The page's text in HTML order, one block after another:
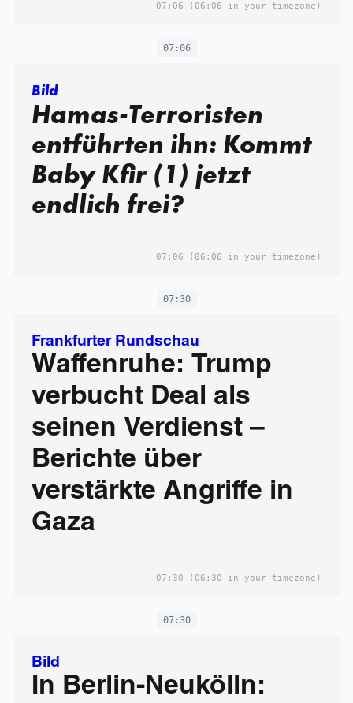
07:06 (06:06 in your timezone)
07:06
Bild
Hamas-Terroristen
entführten ihn: Kommt
Baby Kfir (1) jetzt
endlich frei?
07:06 (06:06 in your timezone)
07:30
Frankfurter Rundschau
Waffenruhe: Trump
verbucht Deal als
seinen Verdienst –
Berichte über
verstärkte Angriffe in
Gaza
07:30 (06:30 in your timezone)
07:30
Bild
In Berlin-Neukölln: